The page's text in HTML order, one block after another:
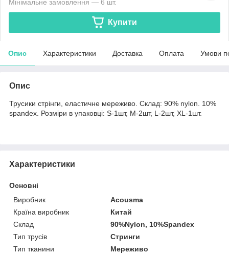
Мінімальне замовлення — 6 шт.
Купити
Опис Характеристики Доставка Оплата Умови
Опис
Трусики стрінги, еластичне мереживо. Склад: 90% nylon. 10%
spandex. Розміри в упаковці: S-1шт, M-2шт, L-2шт, XL-1шт.
Характеристики
Основні
Виробник
Acousma
Країна виробник
Китай
Склад
90%Nylon, 10%Spandex
Тип трусів
Стринги
Тип тканини
Мереживо